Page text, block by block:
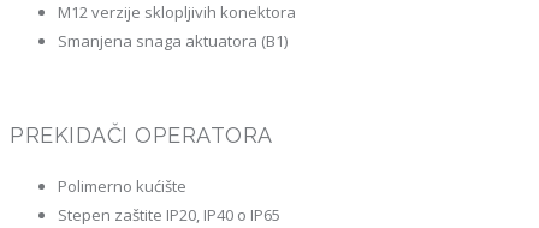
M12 verzije sklopljivih konektora
Smanjena snaga aktuatora (B1)
PREKIDAČI OPERATORA
Polimerno kućište
Stepen zaštite IP20, IP40 o IP65